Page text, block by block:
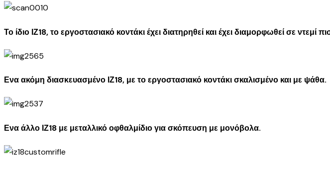
Το ίδιο ΙΖ18, το εργοστασιακό κοντάκι έχει διατηρηθεί και έχει διαμορφωθεί σε ντεμί
Ενα ακόμη διασκευασμένο ΙΖ18, με το εργοστασιακό κοντάκι σκαλισμένο και με ψάθα.
Ενα άλλο ΙΖ18 με μεταλλικό οφθαλμίδιο για σκόπευση με μονόβολα.